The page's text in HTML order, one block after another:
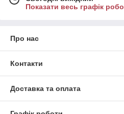
Показати весь графік
Про нас
Контакти
Доставка та оплата